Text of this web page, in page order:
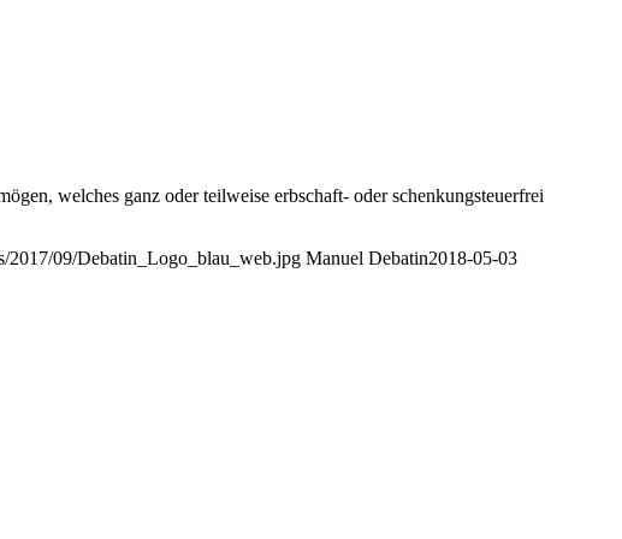
welches ganz oder teilweise erbschaft- oder schenkungsteuerfrei
2017/09/Debatin_Logo_blau_web.jpg Manuel Debatin2018-05-03